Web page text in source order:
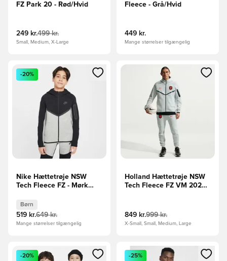
FZ Park 20 - Rød/Hvid
249 kr.499 kr.
Small, Medium, X-Large
Fleece - Grå/Hvid
449 kr.
Mange størrelser tilgængelig
Åbner en Modal til at logge ind eller tilmelde dig som
-20%
Nike Hættetrøje NSW
Tech Fleece FZ - Mørk
Børn
519 kr.649 kr.
Mange størrelser tilgængelig
Åbner en Modal til at logge
Holland Hættetrøje NSW
Tech Fleece FZ VM 2026 -
849 kr.999 kr.
X-Small, Small, Medium, Large
Åbner en Modal til at logge ind eller tilmelde dig som
-20%
Åbner en Modal til at logge
-25%